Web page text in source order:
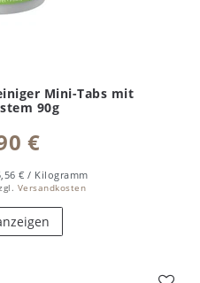
Mini-Tabs mit
90g
€
€ / Kilogramm
Versandkosten